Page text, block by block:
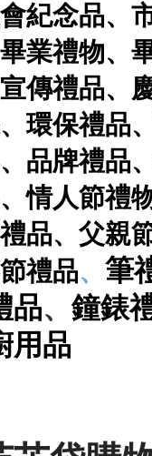
紀念品、
畢業禮物、
宣傳禮品、
、環保禮品、
、 品牌禮品
、情人節禮
品、 父親
禮品、 筆
品、 鐘錶
用品